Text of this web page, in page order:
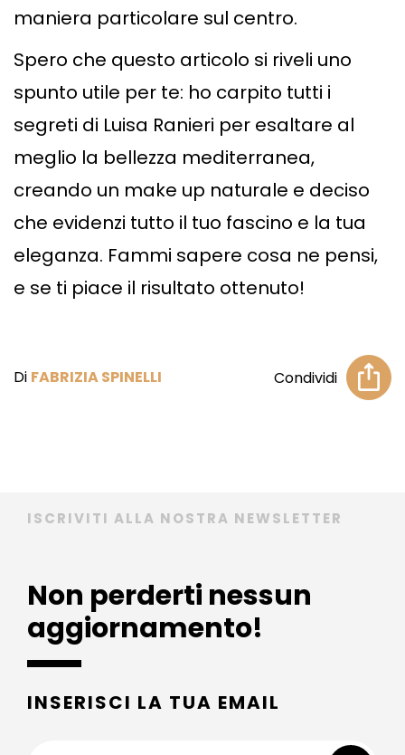
maniera particolare sul centro.
Spero che questo articolo si riveli uno
spunto utile per te: ho carpito tutti i
segreti di Luisa Ranieri per esaltare al
meglio la bellezza mediterranea,
creando un make up naturale e deciso
che evidenzi tutto il tuo fascino e la tua
eleganza. Fammi sapere cosa ne pensi,
e se ti piace il risultato ottenuto!
Di FABRIZIA SPINELLI Condividi
ISCRIVITI ALLA NOSTRA NEWSLETTER
Non perderti nessun
aggiornamento!
INSERISCI LA TUA EMAIL